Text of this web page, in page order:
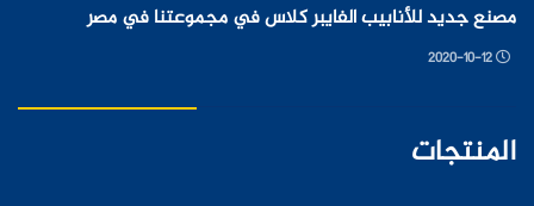
مصنع جديد للأنابيب الفايبر كلاس في مجموعتنا في مصر
المنتجات